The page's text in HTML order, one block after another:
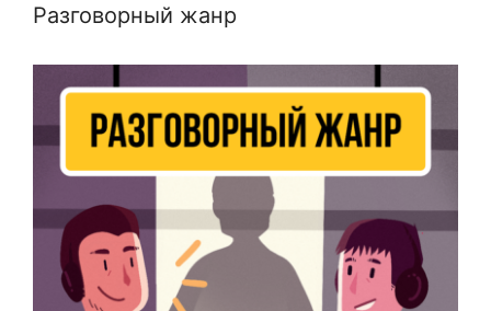
Разговорный жанр